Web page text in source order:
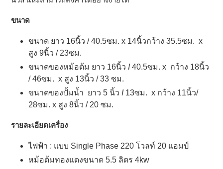
ขนาด
ขนาด ยาว 16นิ้ว / 40.5ซม. x 14นิ้วกว้าง 35.5ซม. x
สูง 9นิ้ว / 23ซม.
ขนาดของหม้อต้ม ยาว 16นิ้ว I40.5ซม. x กว้าง 18นิ้ว
/ 46ซม. x สูง 13นิ้ว / 33 ซม.
ขนาดของปั้มน้ำ ยาว 5 นิ้ว I 13ซม. x กว้าง 11นิ้ว/
28ซม. x สูง 8นิ้ว / 20 ซม.
รายละเอียดเครื่อง
ไฟฟ้า : แบบ Single Phase 220 โวลท์ 20 แอมป์
หม้อต้มทองแดงขนาด 5.5 ลิตร 4kw